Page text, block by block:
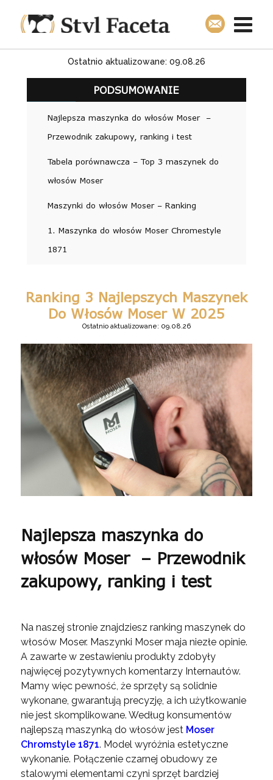
Ostatnio aktualizowane: 09.08.26
PODSUMOWANIE
Najlepsza maszynka do włosów Moser –
Przewodnik zakupowy, ranking i test
Tabela porównawcza – Top 3 maszynek do
włosów Moser
Maszynki do włosów Moser – Ranking
1. Maszynka do włosów Moser Chromestyle
1871
Ranking 3 Najlepszych Maszynek
Do Włosów Moser W 2025
Ostatnio aktualizowane: 09.08.26
Najlepsza maszynka do
włosów Moser – Przewodnik
zakupowy, ranking i test
Na naszej stronie znajdziesz ranking maszynek do
włosów Moser. Maszynki Moser maja niezłe opinie.
A zawarte w zestawieniu produkty zdobyły
najwięcej pozytywnych komentarzy Internautów.
Mamy więc pewność, że sprzęty są solidnie
wykonane, gwarantują precyzję, a ich użytkowanie
nie jest skomplikowane. Według konsumentów
najlepszą maszynką do włosów jest Moser
Chromstyle 1871. Model wyróżnia estetyczne
wykonanie. Połączenie czarnej obudowy ze
stalowymi elementami czyni sprzęt bardziej